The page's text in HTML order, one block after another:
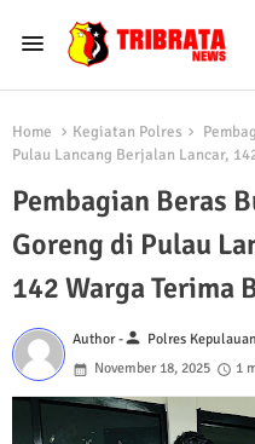
Home Kegiatan Polres
Pulau Lancang Berjalan Lancar,
Pembagian Beras
Goreng di Pulau
142 Warga Terima
Author -person Polres
November 18, 2025
1